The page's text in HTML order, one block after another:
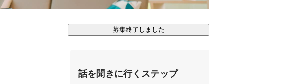
募集終了しました
話を聞きに行くステップ